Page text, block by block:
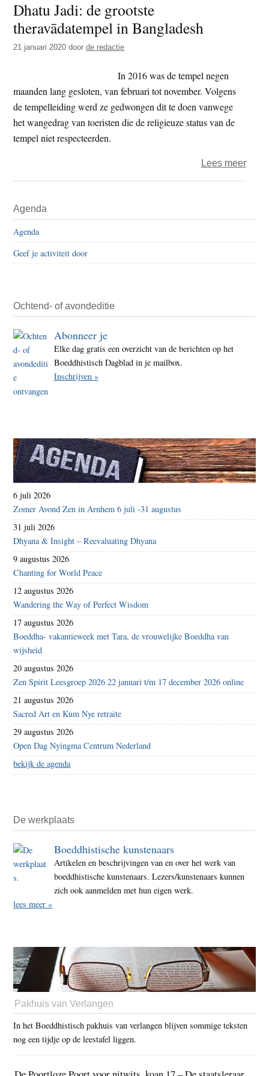
t
e
e
s
i
Dhatu Jadi: de grootste
theravādatempel in Bangladesh
21 januari 2020 doorde redactie
In 2016 was de tempel negen
maanden lang gesloten, van februari tot november. Volgens
de tempelleiding werd ze gedwongen dit te doen vanwege
het wangedrag van toeristen die de religieuze status van de
tempel niet respecteerden.
Lees meerover
Jadi:
Sidebar
Agenda
Agenda
Geef je activiteit door
Ochtend- of avondeditie
Abonneer je
Elke dag gratis een overzicht van de berichten op het
Boeddhistisch Dagblad in je mailbox.
Inschrijven »
6 juli 2026
Zomer Avond Zen in Arnhem 6 juli -31 augustus
31 juli 2026
Dhyana & Insight – Reevaluating Dhyana
9 augustus 2026
Chanting for World Peace
12 augustus 2026
Wandering the Way of Perfect Wisdom
17 augustus 2026
Boeddha- vakantieweek met Tara, de vrouwelijke Boeddha van
wijsheid
20 augustus 2026
Zen Spirit Leesgroep 2026 22 januari t/m 17 december 2026 online
21 augustus 2026
Sacred Art en Kum Nye retraite
29 augustus 2026
Open Dag Nyingma Centrum Nederland
bekijk de agenda
De werkplaats
Boeddhistische kunstenaars
Artikelen en beschrijvingen van en over het werk van
boeddhistische kunstenaars. Lezers/kunstenaars kunnen
zich ook aanmelden met hun eigen werk.
lees meer »
Pakhuis van Verlangen
In het Boeddhistisch pakhuis van verlangen blijven sommige teksten
nog een tijdje op de leestafel liggen.